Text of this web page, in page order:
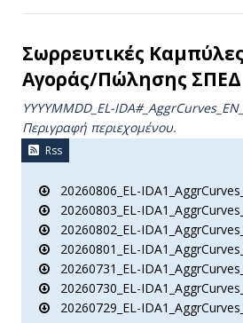
Σωρρευτικές
Αγοράς/Πώλησης ΣΠΕΔ
YYYYMMDD_EL-
Περιγραφή περιεχομένου.
Rss
20260806_EL-
20260803_EL-
20260802_EL-
20260801_EL-
20260731_EL-
20260730_EL-
20260729_EL-